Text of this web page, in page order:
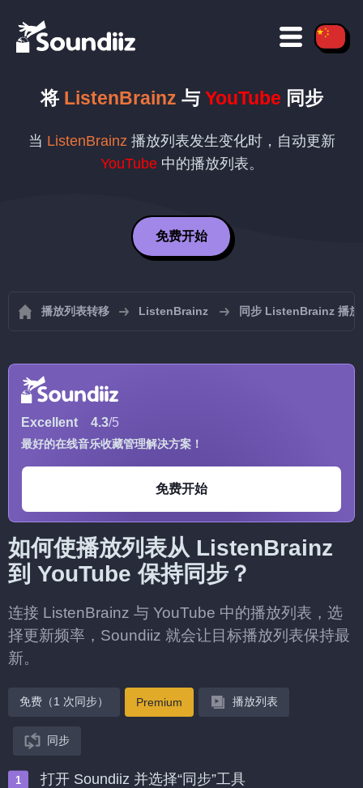
将 ListenBrainz 与 YouTube 同步
当 ListenBrainz 播放列表发生变化时，自动更新
YouTube中的播放列表。
免费开始
播放列表转移 ListenBrainz 同步 ListenBrainz 播放
Excellent 4.3/5
最好的在线音乐收藏管理解决方案！
免费开始
如何使播放列表从 ListenBrainz
到 YouTube 保持同步？
连接 ListenBrainz 与 YouTube 中的播放列表，选
择更新频率，Soundiiz 就会让目标播放列表保持最
新。
免费（1 次同步） Premium 播放列表
同步
打开 Soundiiz 并选择“同步”工具